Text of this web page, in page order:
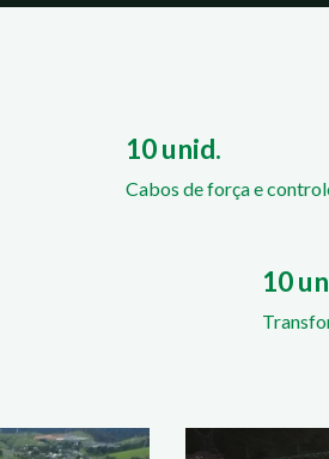
10 unid.
Cabos de força e
10